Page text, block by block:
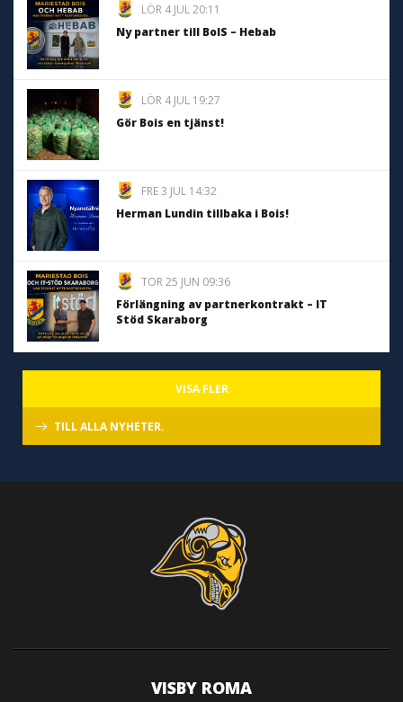
LÖR 4 JUL 20:11
Ny partner till BoIS – Hebab
LÖR 4 JUL 19:27
Gör Bois en tjänst!
FRE 3 JUL 14:32
Herman Lundin tillbaka i Bois!
TOR 25 JUN 09:36
Förlängning av partnerkontrakt – IT
Stöd Skaraborg
VISA FLER
TILL ALLA NYHETER.
VISBY ROMA